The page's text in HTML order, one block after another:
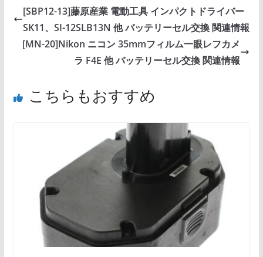
[SBP12-13]藤原産業 電動工具 インパクトドライバー
SK11、SI-12SLB13N 他 バッテリーセル交換 関連情報
[MN-20]Nikon ニコン 35mmフィルム一眼レフカメ
ラ F4E 他 バッテリーセル交換 関連情報
こちらもおすすめ